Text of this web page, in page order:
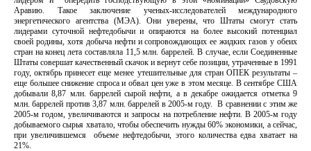
Аравию. Такое заключение ученых-исследователей международного
энергетического агентства (МЭА). Они уверены, что Штаты смогут стать
лидерами суточной нефтедобычи и опираются на более высокий потенциал
своей родины, хотя добыча нефти и сопровождающих ее жидких газов у обеих
стран на конец лета составляла 11,5 млн. баррелей. В случае, если Соединенные
Штаты совершат качественный скачок и вернут себе позиции, утраченные в 1991
году, октябрь принесет еще менее утешительные для стран ОПЕК результаты –
еще большее снижение спроса и обвал цен уже в этом месяце. В сентябре США
добывали 8,87 млн. баррелей сырой нефти, а в декабре ожидается отметка 9
млн. баррелей против 3,87 млн. баррелей в 2005-м году. В сравнении с этим же
2005-м годом, увеличиваются и запросы на потребление нефти. В 2005-м году
добываемого сырья хватало, чтобы обеспечить нужды 60% экономики, а сейчас,
при увеличившемся объеме нефтедобычи, этого количества едва хватает на
21%.